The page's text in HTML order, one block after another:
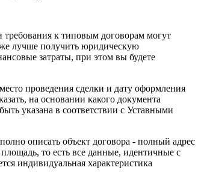
требования к типовым договорам могут
же лучше получить юридическую
затраты, при этом вы будете
проведения сделки и дату оформления
на основании какого документа
указана в соответствии с Уставными
описать объект договора - полный адрес
то есть все данные, идентичные с
индивидуальная характеристика